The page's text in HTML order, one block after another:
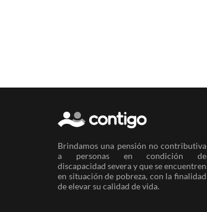
Brindamos una pensión no contributiva
a personas en condición de
discapacidad severa y que se encuentren
en situación de pobreza, con la finalidad
de elevar su calidad de vida.